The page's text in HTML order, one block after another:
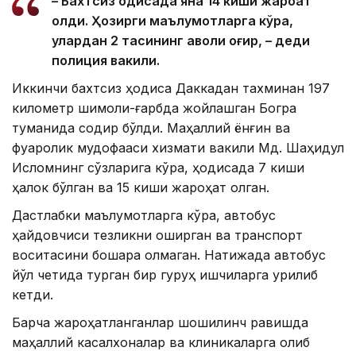
олди. Ҳозирги маълумотларга кўра,
улардан 2 тасининг аҳволи оғир, – деди
полиция вакили.
Иккинчи бахтсиз ҳодиса Даккадан тахминан 197
километр шимоли-ғарбда жойлашган Богра
туманида содир бўлди. Маҳаллий ёнғин ва
фуқаролик мудофааси хизмати вакили Мд. Шаҳидул
Исломнинг сўзларига кўра, ҳодисада 7 киши
ҳалок бўлган ва 15 киши жароҳат олган.
Дастлабки маълумотларга кўра, автобус
ҳайдовчиси тезликни оширган ва транспорт
воситасини бошқара олмаган. Натижада автобус
йўл четида турган бир гуруҳ ишчиларга урилиб
кетди.
Барча жароҳатланганлар шошилинч равишда
маҳаллий касалхоналар ва клиникаларга олиб